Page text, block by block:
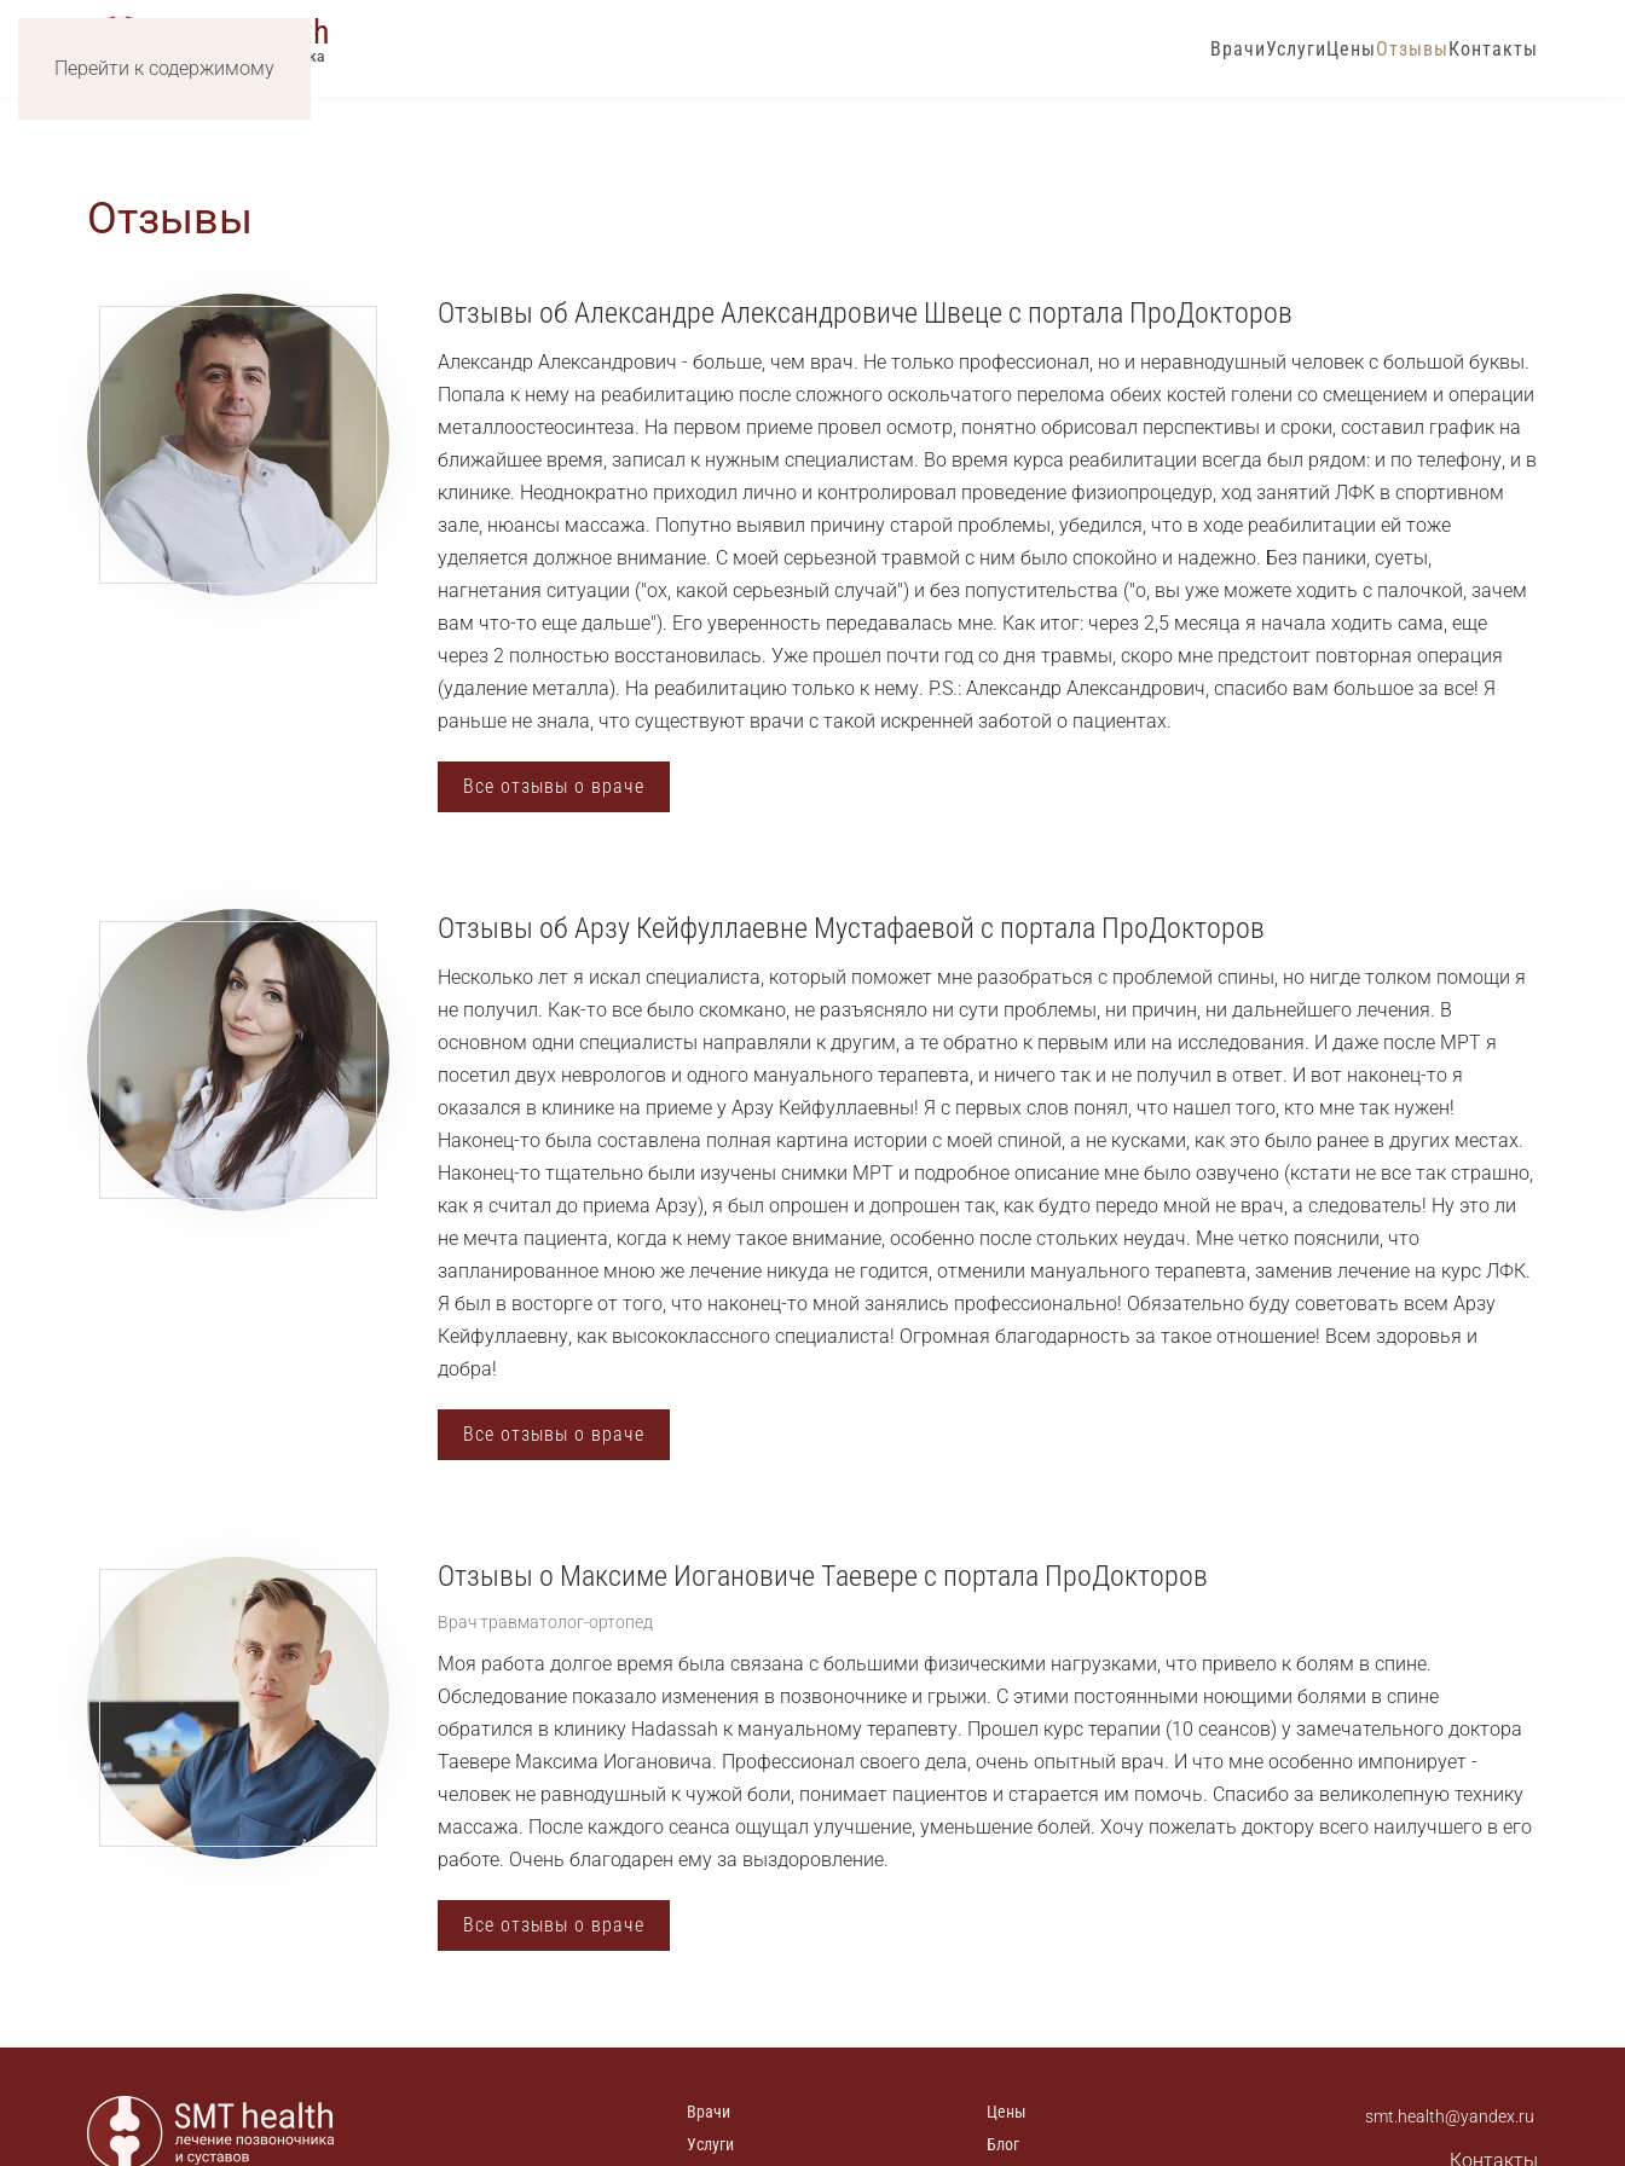
Перейти к содержимому
Health
лечение позвоночника
и суставов
ВрачиУслугиЦеныОтзывыКонтакты
Отзывы
Отзывы об Александре Александровиче Швеце с портала ПроДокторов
Александр Александрович - больше, чем врач. Не только профессионал, но и неравнодушный человек с большой буквы.
Попала к нему на реабилитацию после сложного оскольчатого перелома обеих костей голени со смещением и операции
металлоостеосинтеза. На первом приеме провел осмотр, понятно обрисовал перспективы и сроки, составил график на
ближайшее время, записал к нужным специалистам. Во время курса реабилитации всегда был рядом: и по телефону, и в
клинике. Неоднократно приходил лично и контролировал проведение физиопроцедур, ход занятий ЛФК в спортивном
зале, нюансы массажа. Попутно выявил причину старой проблемы, убедился, что в ходе реабилитации ей тоже
уделяется должное внимание. С моей серьезной травмой с ним было спокойно и надежно. Без паники, суеты,
нагнетания ситуации ("ох, какой серьезный случай") и без попустительства ("о, вы уже можете ходить с палочкой, зачем
вам что-то еще дальше"). Его уверенность передавалась мне. Как итог: через 2,5 месяца я начала ходить сама, еще
через 2 полностью восстановилась. Уже прошел почти год со дня травмы, скоро мне предстоит повторная операция
(удаление металла). На реабилитацию только к нему. P.S.: Александр Александрович, спасибо вам большое за все! Я
раньше не знала, что существуют врачи с такой искренней заботой о пациентах.
Все отзывы о враче
Отзывы об Арзу Кейфуллаевне Мустафаевой с портала ПроДокторов
Несколько лет я искал специалиста, который поможет мне разобраться с проблемой спины, но нигде толком помощи я
не получил. Как-то все было скомкано, не разъясняло ни сути проблемы, ни причин, ни дальнейшего лечения. В
основном одни специалисты направляли к другим, а те обратно к первым или на исследования. И даже после МРТ я
посетил двух неврологов и одного мануального терапевта, и ничего так и не получил в ответ. И вот наконец-то я
оказался в клинике на приеме у Арзу Кейфуллаевны! Я с первых слов понял, что нашел того, кто мне так нужен!
Наконец-то была составлена полная картина истории с моей спиной, а не кусками, как это было ранее в других местах.
Наконец-то тщательно были изучены снимки МРТ и подробное описание мне было озвучено (кстати не все так страшно,
как я считал до приема Арзу), я был опрошен и допрошен так, как будто передо мной не врач, а следователь! Ну это ли
не мечта пациента, когда к нему такое внимание, особенно после стольких неудач. Мне четко пояснили, что
запланированное мною же лечение никуда не годится, отменили мануального терапевта, заменив лечение на курс ЛФК.
Я был в восторге от того, что наконец-то мной занялись профессионально! Обязательно буду советовать всем Арзу
Кейфуллаевну, как высококлассного специалиста! Огромная благодарность за такое отношение! Всем здоровья и
добра!
Все отзывы о враче
Отзывы о Максиме Иогановиче Таевере с портала ПроДокторов
Врач травматолог-ортопед
Моя работа долгое время была связана с большими физическими нагрузками, что привело к болям в спине.
Обследование показало изменения в позвоночнике и грыжи. С этими постоянными ноющими болями в спине
обратился в клинику Hadassah к мануальному терапевту. Прошел курс терапии (10 сеансов) у замечательного доктора
Таевере Максима Иогановича. Профессионал своего дела, очень опытный врач. И что мне особенно импонирует -
человек не равнодушный к чужой боли, понимает пациентов и старается им помочь. Спасибо за великолепную технику
массажа. После каждого сеанса ощущал улучшение, уменьшение болей. Хочу пожелать доктору всего наилучшего в его
работе. Очень благодарен ему за выздоровление.
Все отзывы о враче
Врачи
Услуги
Цены
Блог
smt.health@yandex.ru
Контакты